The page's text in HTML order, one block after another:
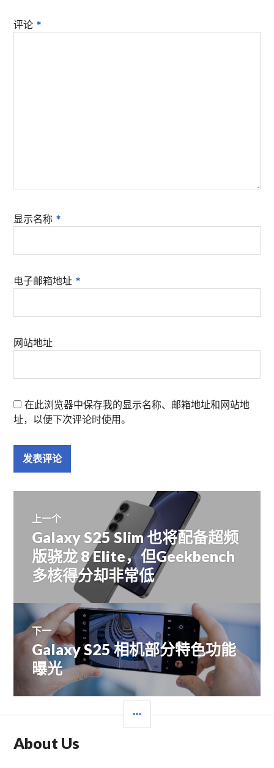
评论 *
显示名称 *
电子邮箱地址 *
网站地址
在此浏览器中保存我的显示名称、邮箱地址和网站地
址，以便下次评论时使用。
文
章
导
航
上一个
上
篇
文
章：
Galaxy S25 Slim 也将配备超频
版骁龙 8 Elite，但Geekbench
多核得分却非常低
下一
下
篇
文
Galaxy S25 相机部分特色功能
曝光
栏
About Us